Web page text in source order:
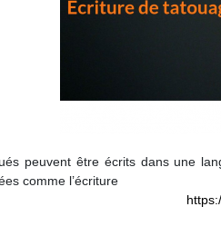
peuvent être écrits dans une
comme l’écriture